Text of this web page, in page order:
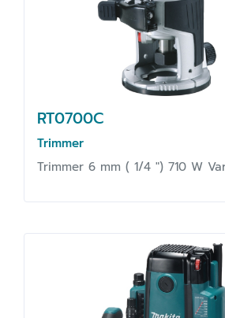
RT0700C
Trimmer
Trimmer 6 mm ( 1/4 ") 710 W